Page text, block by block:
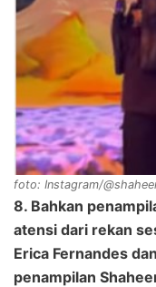
foto: Instagram/
8. Bahkan
atensi dari rekan
Erica Fernandes
penampilan